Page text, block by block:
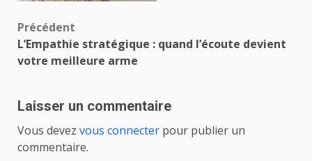
Navigation
d’article
Précédent
L’Empathie stratégique : quand l’écoute devient
votre meilleure arme
Laisser un commentaire
Vous devez vous connecter pour publier un
commentaire.